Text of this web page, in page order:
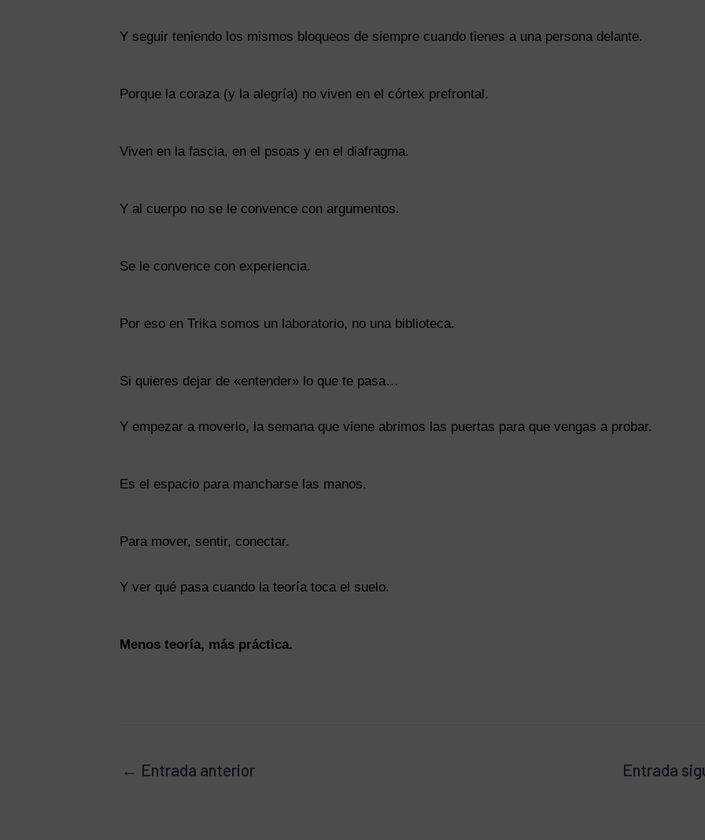
Y seguir teniendo los mismos bloqueos de siempre cuando tienes a una persona delante.
Porque la coraza (y la alegría) no viven en el córtex prefrontal.
Viven en la fascia, en el psoas y en el diafragma.
Y al cuerpo no se le convence con argumentos.
Se le convence con experiencia.
Por eso en Trika somos un laboratorio, no una biblioteca.
Si quieres dejar de «entender» lo que te pasa…
Y empezar a moverlo, la semana que viene abrimos las puertas para que vengas a probar.
Es el espacio para mancharse las manos.
Para mover, sentir, conectar.
Y ver qué pasa cuando la teoría toca el suelo.
Menos teoría, más práctica.
← Entrada anterior Entrada